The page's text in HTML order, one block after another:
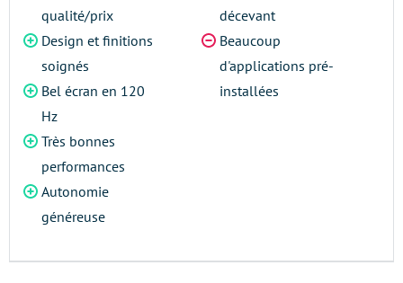
qualité/prix
Design et finitions
soignés
Bel écran en 120
Hz
Très bonnes
performances
Autonomie
généreuse
décevant
Beaucoup
d'applications pré-
installées